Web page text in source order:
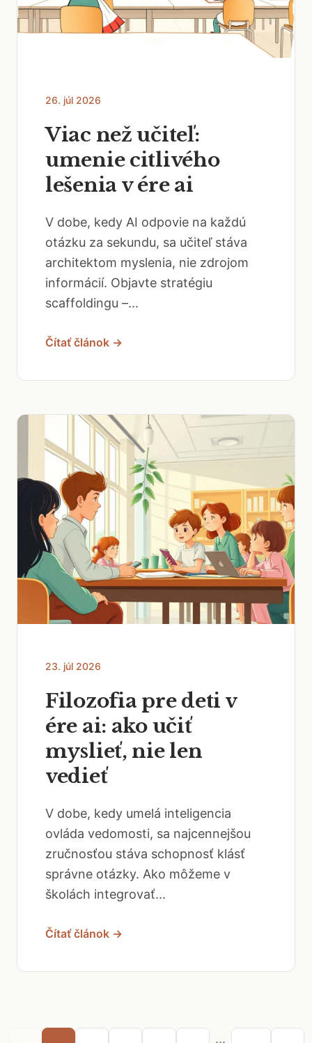
26. júl 2026
Viac než učiteľ:
umenie citlivého
lešenia v ére ai
V dobe, kedy AI odpovie na každú
otázku za sekundu, sa učiteľ stáva
architektom myslenia, nie zdrojom
informácií. Objavte stratégiu
scaffoldingu –...
Čítať článok →
23. júl 2026
Filozofia pre deti v
ére ai: ako učiť
myslieť, nie len
vedieť
V dobe, kedy umelá inteligencia
ovláda vedomosti, sa najcennejšou
zručnosťou stáva schopnosť klásť
správne otázky. Ako môžeme v
školách integrovať...
Čítať článok →
...